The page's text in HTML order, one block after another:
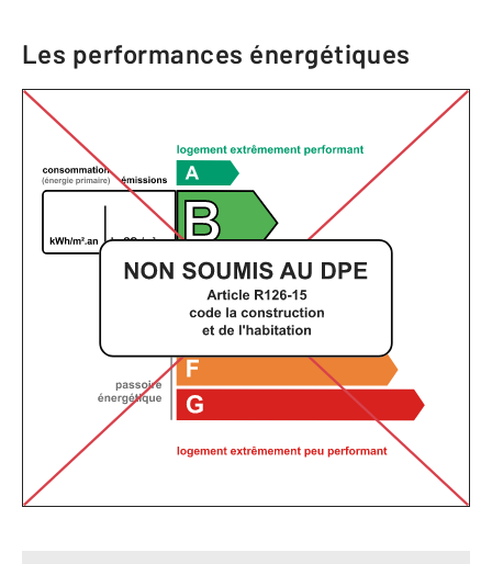
Les performances énergétiques